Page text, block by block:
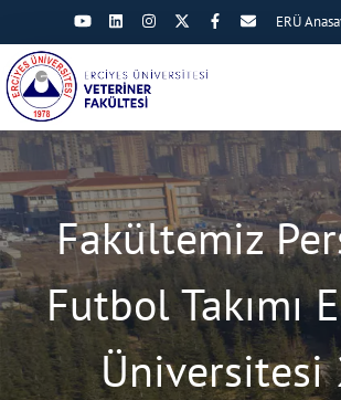
ERÜ
Fakültemiz
Futbol Takımı
Üniversitesi